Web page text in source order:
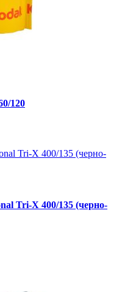
120
Tri-X 400/135 (черно-